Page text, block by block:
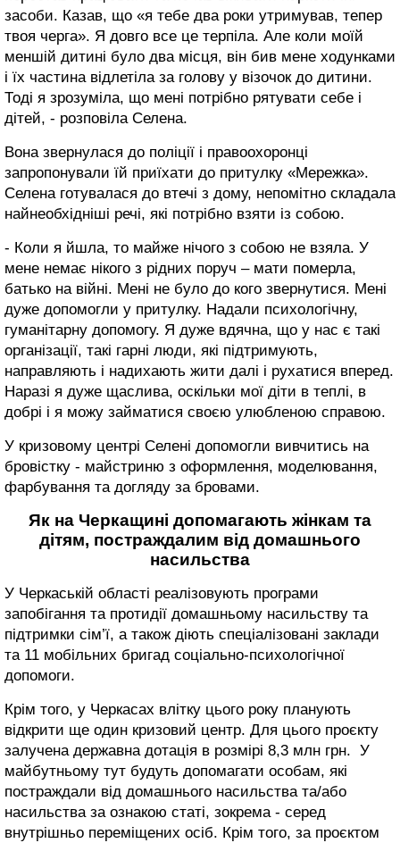
засоби. Казав, що «я тебе два роки утримував, тепер
твоя черга». Я довго все це терпіла. Але коли моїй
меншій дитині було два місця, він бив мене ходунками
і їх частина відлетіла за голову у візочок до дитини.
Тоді я зрозуміла, що мені потрібно рятувати себе і
дітей, - розповіла Селена.
Вона звернулася до поліції і правоохоронці
запропонували їй приїхати до притулку «Мережка».
Селена готувалася до втечі з дому, непомітно складала
найнеобхідніші речі, які потрібно взяти із собою.
- Коли я йшла, то майже нічого з собою не взяла. У
мене немає нікого з рідних поруч – мати померла,
батько на війні. Мені не було до кого звернутися. Мені
дуже допомогли у притулку. Надали психологічну,
гуманітарну допомогу. Я дуже вдячна, що у нас є такі
організації, такі гарні люди, які підтримують,
направляють і надихають жити далі і рухатися вперед.
Наразі я дуже щаслива, оскільки мої діти в теплі, в
добрі і я можу займатися своєю улюбленою справою.
У кризовому центрі Селені допомогли вивчитись на
бровістку - майстриню з оформлення, моделювання,
фарбування та догляду за бровами.
Як на Черкащині допомагають жінкам та
дітям, постраждалим від домашнього
насильства
У Черкаській області реалізовують програми
запобігання та протидії домашньому насильству та
підтримки сім’ї, а також діють спеціалізовані заклади
та 11 мобільних бригад соціально-психологічної
допомоги.
Крім того, у Черкасах влітку цього року планують
відкрити ще один кризовий центр. Для цього проєкту
залучена державна дотація в розмірі 8,3 млн грн. У
майбутньому тут будуть допомагати особам, які
постраждали від домашнього насильства та/або
насильства за ознакою статі, зокрема - серед
внутрішньо переміщених осіб. Крім того, за проєктом